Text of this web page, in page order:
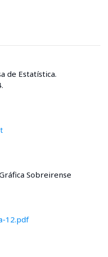
de Estatística.
Sobreirense
12.pdf